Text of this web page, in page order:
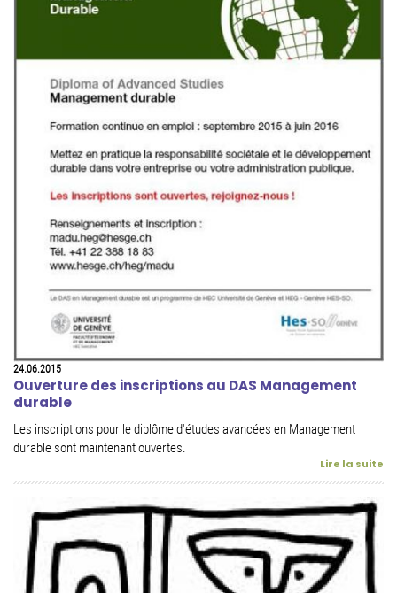
24.06.2015
Ouverture des inscriptions au DAS Management
durable
Les inscriptions pour le diplôme d'études avancées en Management
durable sont maintenant ouvertes.
Lire la suite